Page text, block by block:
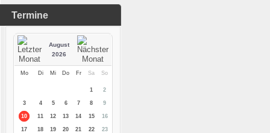
Termine
August
2026
Mo Di Mi Do Fr Sa So
1 2
3 4 5 6 7 8 9
10 11 12 13 14 15 16
17 18 19 20 21 22 23